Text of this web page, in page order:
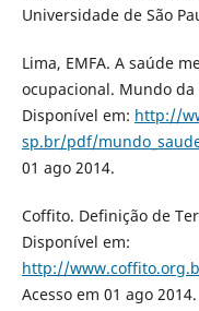
Universidade de São
Lima, EMFA. A saúde
ocupacional. Mundo da
Disponível em: http://
sp.br/pdf/
01 ago 2014.
Coffito. Definição de
Disponível em:
http://
Acesso em 01 ago 2014.